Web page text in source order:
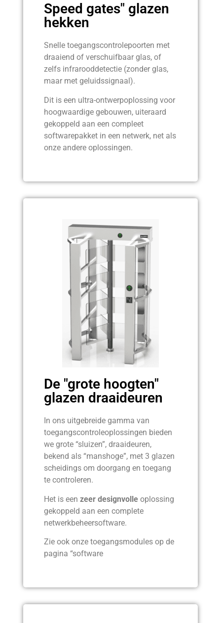
Speed gates" glazen
hekken
Snelle toegangscontrolepoorten met
draaiend of verschuifbaar glas, of
zelfs infrarooddetectie (zonder glas,
maar met geluidssignaal).
Dit is een ultra-ontwerpoplossing voor
hoogwaardige gebouwen, uiteraard
gekoppeld aan een compleet
softwarepakket in een netwerk, net als
onze andere oplossingen.
De "grote hoogten"
glazen draaideuren
In ons uitgebreide gamma van
toegangscontroleoplossingen bieden
we grote “sluizen”, draaideuren,
bekend als “manshoge”, met 3 glazen
scheidings om doorgang en toegang
te controleren.
Het is een zeer designvolle oplossing
gekoppeld aan een complete
netwerkbeheersoftware.
Zie ook onze toegangsmodules op de
pagina “software